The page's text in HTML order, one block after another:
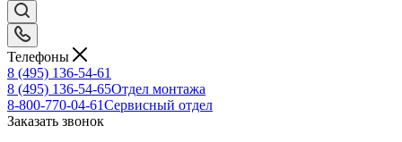
Телефоны
8 (495) 136-54-61
8 (495) 136-54-65Отдел монтажа
8-800-770-04-61Сервисный отдел
Заказать звонок